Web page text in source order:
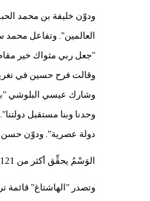
ودوّن خليفة بن محمد
العالمين". وتفاعل
"جعل ربي مثواك خير
وقالت فرح حسين في
وشارك عيسي البلوشي
وحدنا وبنا مستقبل
دولة عصرية". ودوّن حسن
الوَسْمُ يحقِّق أكثر من 121 مليون مشاهدة